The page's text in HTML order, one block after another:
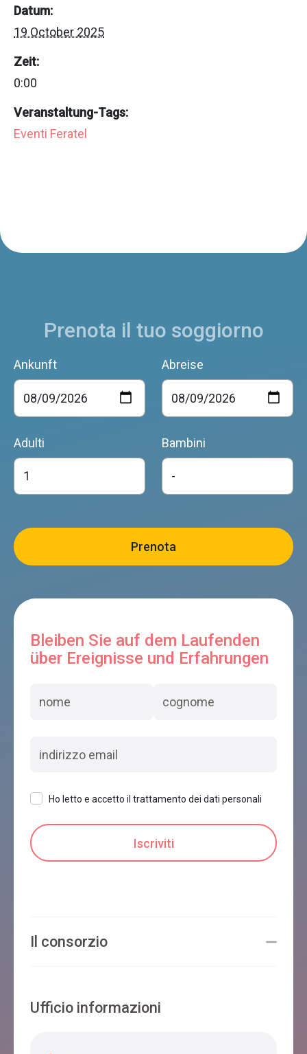
Datum:
19 October 2025
Zeit:
0:00
Veranstaltung-Tags:
Eventi Feratel
Prenota il tuo soggiorno
Ankunft Abreise
Adulti Bambini
Bleiben Sie auf dem Laufenden
über Ereignisse und Erfahrungen
Ho letto e accetto il trattamento dei dati personali
Il consorzio
Ufficio informazioni